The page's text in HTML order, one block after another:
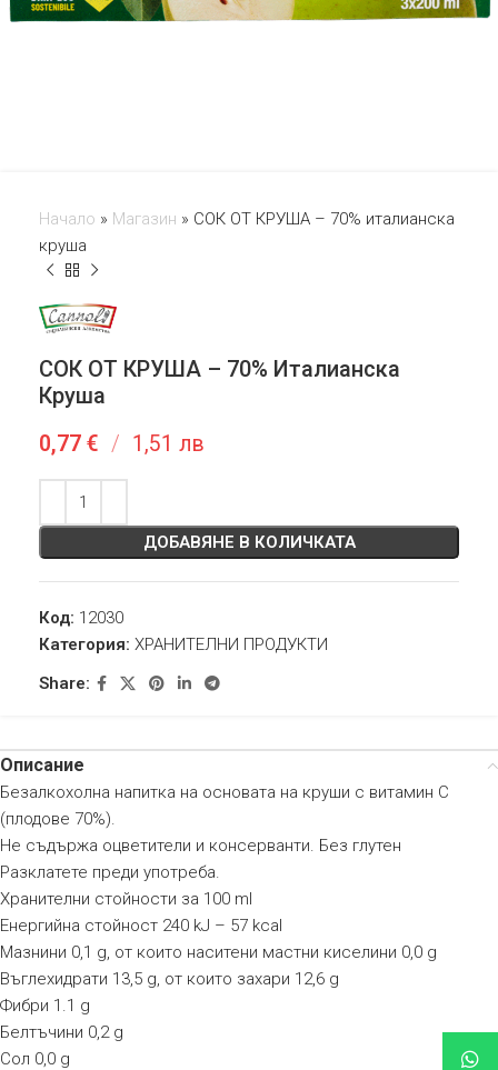
Начало » Магазин » СОК ОТ КРУША – 70% италианска
круша
СОК ОТ КРУША – 70% Италианска
Круша
0,77 € / 1,51 лв
ДОБАВЯНЕ В КОЛИЧКАТА
Код: 12030
Категория: ХРАНИТЕЛНИ ПРОДУКТИ
Share:
Описание
Безалкохолна напитка на основата на круши с витамин С
(плодове 70%).
Не съдържа оцветители и консерванти. Без глутен
Разклатете преди употреба.
Хранителни стойности за 100 ml
Енергийна стойност 240 kJ – 57 kcal
Мазнини 0,1 g, от които наситени мастни киселини 0,0 g
Въглехидрати 13,5 g, от които захари 12,6 g
Фибри 1.1 g
Белтъчини 0,2 g
Сол 0,0 g